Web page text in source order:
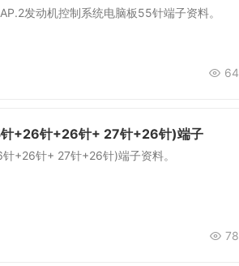
发动机控制系统电脑板55针端子资料。
64
+26针+26针+ 27针+26针)端子
+26针+ 27针+26针)端子资料。
78